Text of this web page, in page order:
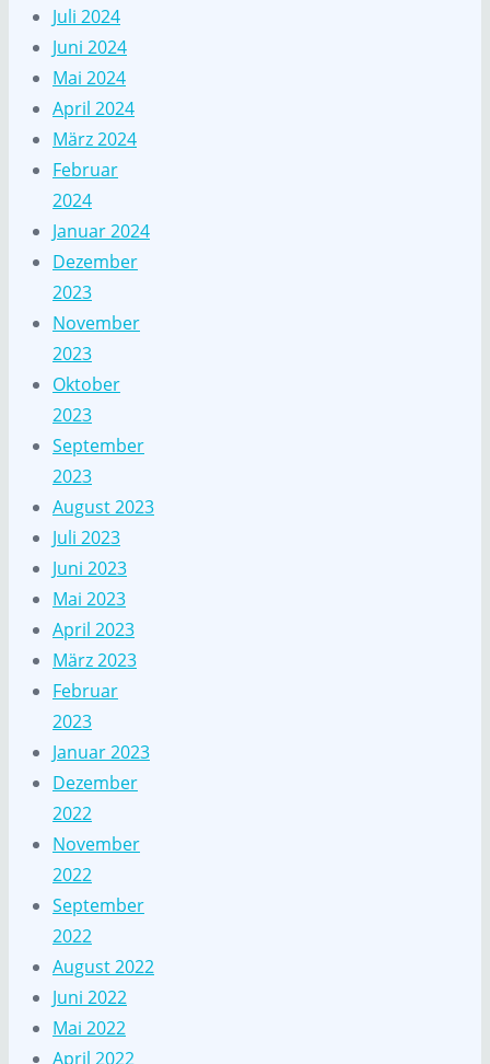
Juli 2024
Juni 2024
Mai 2024
April 2024
März 2024
Februar
2024
Januar 2024
Dezember
2023
November
2023
Oktober
2023
September
2023
August 2023
Juli 2023
Juni 2023
Mai 2023
April 2023
März 2023
Februar
2023
Januar 2023
Dezember
2022
November
2022
September
2022
August 2022
Juni 2022
Mai 2022
April 2022